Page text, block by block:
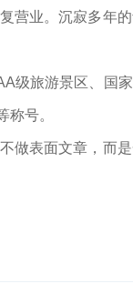
营业。沉寂多年
旅游景区、国家
号。
表面文章，而